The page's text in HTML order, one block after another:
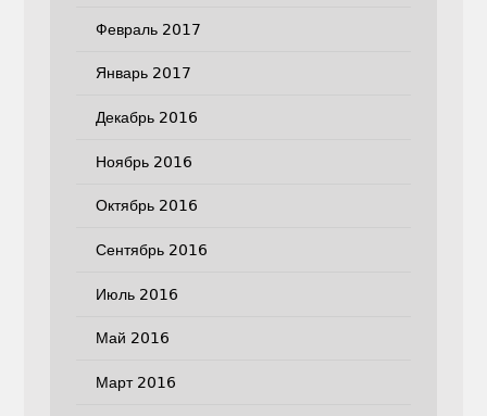
Февраль 2017
Январь 2017
Декабрь 2016
Ноябрь 2016
Октябрь 2016
Сентябрь 2016
Июль 2016
Май 2016
Март 2016